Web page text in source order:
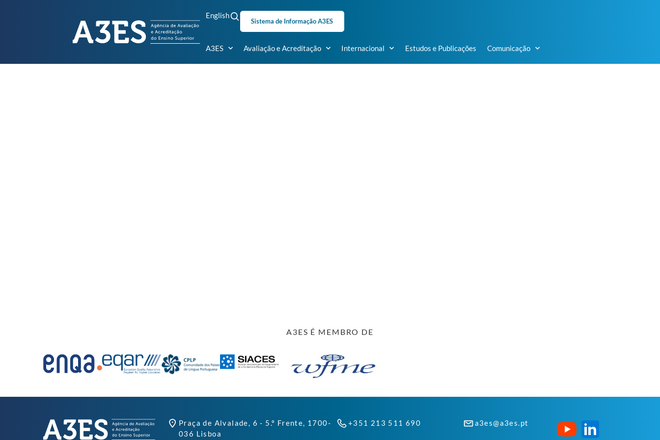
English
Sistema de Informação A3ES
A3ES Avaliação e Acreditação Internacional Estudos e Publicações Comunicação
A3ES É MEMBRO DE
Praça de Alvalade, 6 - 5.º Frente, 1700-
036 Lisboa
+351 213 511 690 a3es@a3es.pt